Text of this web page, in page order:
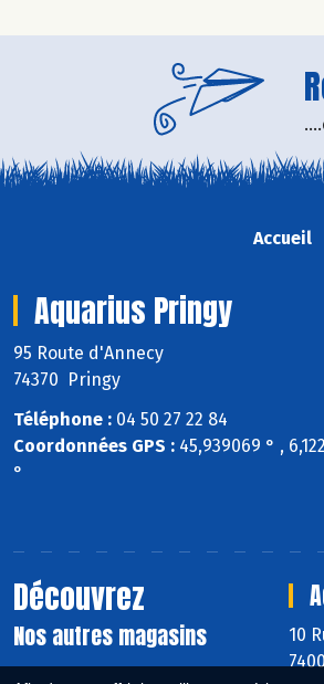
Accueil
Aquarius Pringy
95 Route d'Annecy
74370 Pringy
Téléphone : 04 50 27 22 84
Coordonnées GPS : 45,939069 ° ,
°
Découvrez
Nos autres magasins
10